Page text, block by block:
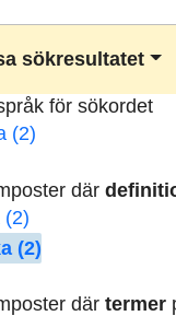
sökresultatet
för sökordet
(2)
där
(2)
(2)
därtermer